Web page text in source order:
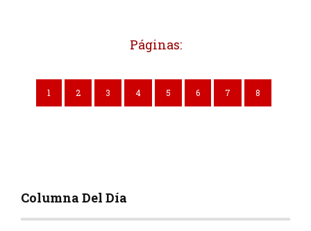
Páginas:
1 2 3 4 5 6 7 8
Columna Del Día